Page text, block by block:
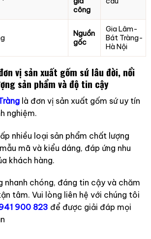
công
Nguồn
gốc
Gia Lâm-
Bát Tràng-
Hà Nội
vị sản xuất gốm sứ lâu đời, nổi
sản phẩm và độ tin cậy
là đơn vị sản xuất gốm sứ uy tín
nghiệm.
nhiều loại sản phẩm chất lượng
mã và kiểu dáng, đáp ứng nhu
khách hàng.
nhanh chóng, đáng tin cậy và chăm
tâm. Vui lòng liên hệ với chúng tôi
900 823 để được giải đáp mọi